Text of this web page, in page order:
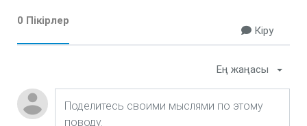
0 Пікірлер
Кіру
Ең жаңасы